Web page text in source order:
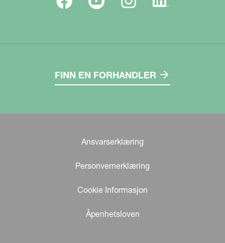
FINN EN FORHANDLER
Ansvarserklæring
Personvernerklæring
Cookie Informasjon
Åpenhetsloven